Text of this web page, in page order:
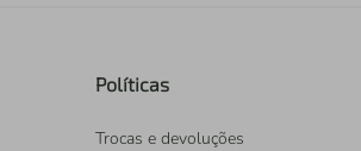
Políticas
Trocas e devoluções